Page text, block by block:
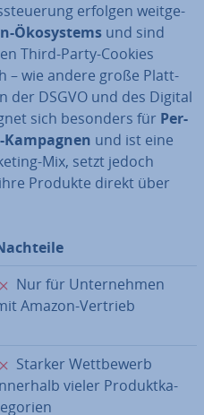
erfolgen weit­ge­
Öko­sys­tems und sind
Third-Party-Cookies
– wie andere große Platt­
DSGVO und des Digital
sich besonders für Per­
und ist eine
Mix, setzt jedoch
Produkte direkt über
✗
Nur für Un­ter­neh­men
Amazon-Vertrieb
✗
Starker Wett­be­werb
vieler Pro­dukt­ka­